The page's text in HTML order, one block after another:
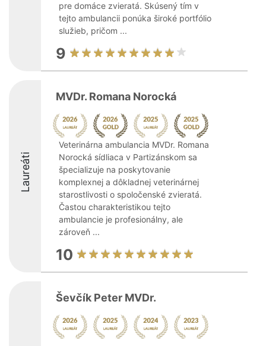
pre domáce zvieratá. Skúsený tím v
tejto ambulancii ponúka široké portfólio
služieb, pričom ...
9
Laureáti
MVDr. Romana Norocká
Veterinárna ambulancia MVDr. Romana
Norocká sídliaca v Partizánskom sa
špecializuje na poskytovanie
komplexnej a dôkladnej veterinárnej
starostlivosti o spoločenské zvieratá.
Častou charakteristikou tejto
ambulancie je profesionálny, ale
zároveň ...
10
Ševčík Peter MVDr.